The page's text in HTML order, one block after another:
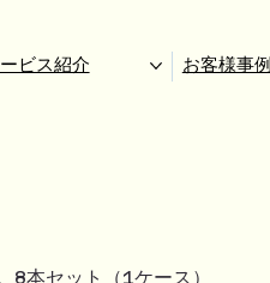
ビス紹介 お客様事例
本セット（1ケース）